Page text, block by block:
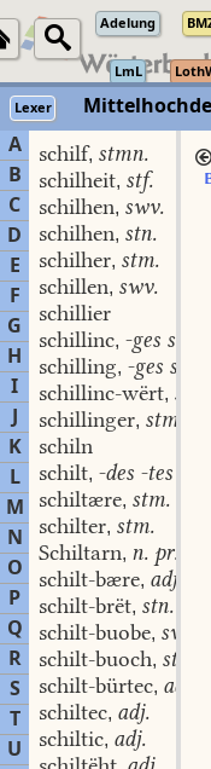
Adelung
LmL
Lexer
A
B
C
D
E
F
G
H
I
J
K
L
M
N
O
P
Q
R
S
T
U
schilf, stmn.
schilheit, stf.
schilhen, swv.
schilhen, stn.
schilher, stm.
schillen, swv.
schillier
schillinc, -ges stm.
schilling, -ges stm.
schillinc-wërt, stn.
schillinger, stm.
schiln
schilt, -des -tes stm.
schiltære, stm.
schilter, stm.
Schiltarn, n. pr.
schilt-bære, adj.
schilt-brët, stn.
schilt-buobe, swm.
schilt-buoch, stn.
schilt-bürtec, adj.
schiltec, adj.
schiltic, adj.